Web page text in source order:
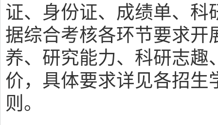
证、身份证、成绩单、科
据综合考核各环节要求开
养、研究能力、科研志趣
价，具体要求详见各招生
则。